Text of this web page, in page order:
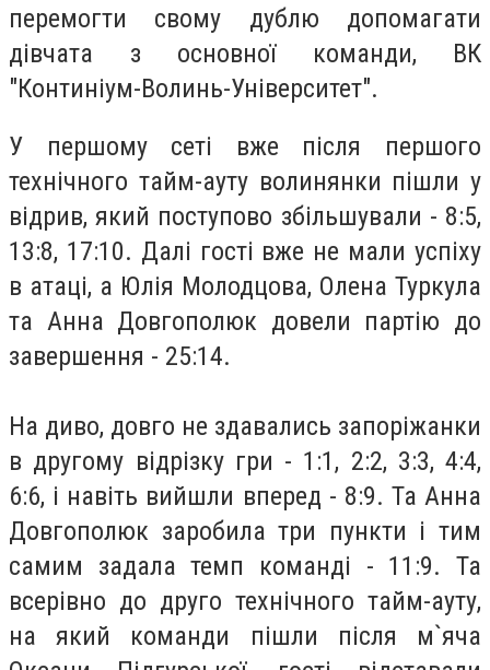
перемогти свому дублю допомагати
дівчата з основної команди, ВК
"Континіум-Волинь-Університет".
У першому сеті вже після першого
технічного тайм-ауту волинянки пішли у
відрив, який поступово збільшували - 8:5,
13:8, 17:10. Далі гості вже не мали успіху
в атаці, а Юлія Молодцова, Олена Туркула
та Анна Довгополюк довели партію до
завершення - 25:14.
На диво, довго не здавались запоріжанки
в другому відрізку гри - 1:1, 2:2, 3:3, 4:4,
6:6, і навіть вийшли вперед - 8:9. Та Анна
Довгополюк заробила три пункти і тим
самим задала темп команді - 11:9. Та
всерівно до друго технічного тайм-ауту,
на який команди пішли після м`яча